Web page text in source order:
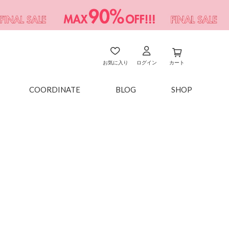
お気に入り ログイン カート
COORDINATE BLOG SHOP